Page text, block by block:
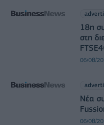
18η
στη
06/08/
Νέα
06/08/